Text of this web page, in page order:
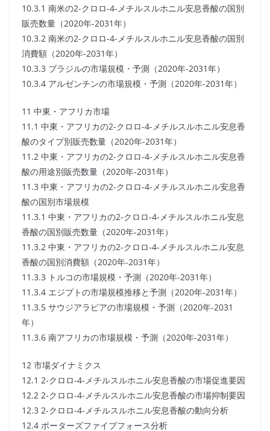
10.3.1 南米の2-クロロ-4-メチルスルホニル安息香酸の国別
販売数量（2020年-2031年）
10.3.2 南米の2-クロロ-4-メチルスルホニル安息香酸の国別
消費額（2020年-2031年）
10.3.3 ブラジルの市場規模・予測（2020年-2031年）
10.3.4 アルゼンチンの市場規模・予測（2020年-2031年）
11 中東・アフリカ市場
11.1 中東・アフリカの2-クロロ-4-メチルスルホニル安息香
酸のタイプ別販売数量（2020年-2031年）
11.2 中東・アフリカの2-クロロ-4-メチルスルホニル安息香
酸の用途別販売数量（2020年-2031年）
11.3 中東・アフリカの2-クロロ-4-メチルスルホニル安息香
酸の国別市場規模
11.3.1 中東・アフリカの2-クロロ-4-メチルスルホニル安息
香酸の国別販売数量（2020年-2031年）
11.3.2 中東・アフリカの2-クロロ-4-メチルスルホニル安息
香酸の国別消費額（2020年-2031年）
11.3.3 トルコの市場規模・予測（2020年-2031年）
11.3.4 エジプトの市場規模推移と予測（2020年-2031年）
11.3.5 サウジアラビアの市場規模・予測（2020年-2031
年）
11.3.6 南アフリカの市場規模・予測（2020年-2031年）
12 市場ダイナミクス
12.1 2-クロロ-4-メチルスルホニル安息香酸の市場促進要因
12.2 2-クロロ-4-メチルスルホニル安息香酸の市場抑制要因
12.3 2-クロロ-4-メチルスルホニル安息香酸の動向分析
12.4 ポーターズファイブフォース分析